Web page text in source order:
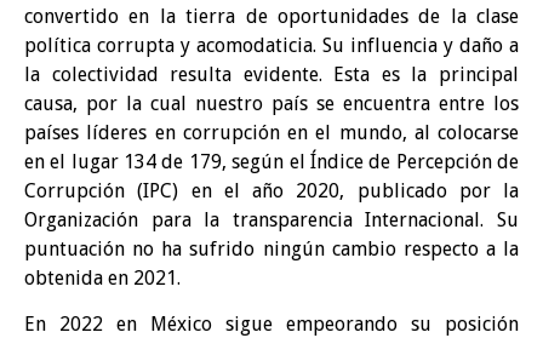
convertido en la tierra de oportunidades de la clase
política corrupta y acomodaticia. Su influencia y daño a
la colectividad resulta evidente. Esta es la principal
causa, por la cual nuestro país se encuentra entre los
países líderes en corrupción en el mundo, al colocarse
en el lugar 134 de 179, según el Índice de Percepción de
Corrupción (IPC) en el año 2020, publicado por la
Organización para la transparencia Internacional. Su
puntuación no ha sufrido ningún cambio respecto a la
obtenida en 2021.
En 2022 en México sigue empeorando su posición